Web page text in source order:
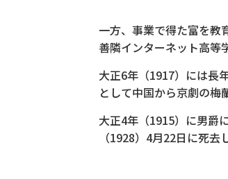
一方、事業で得た富を教
善隣インターネット高等
大正6年（1917）には長
として中国から京劇の梅
大正4年（1915）に男爵
（1928）4月22日に死去